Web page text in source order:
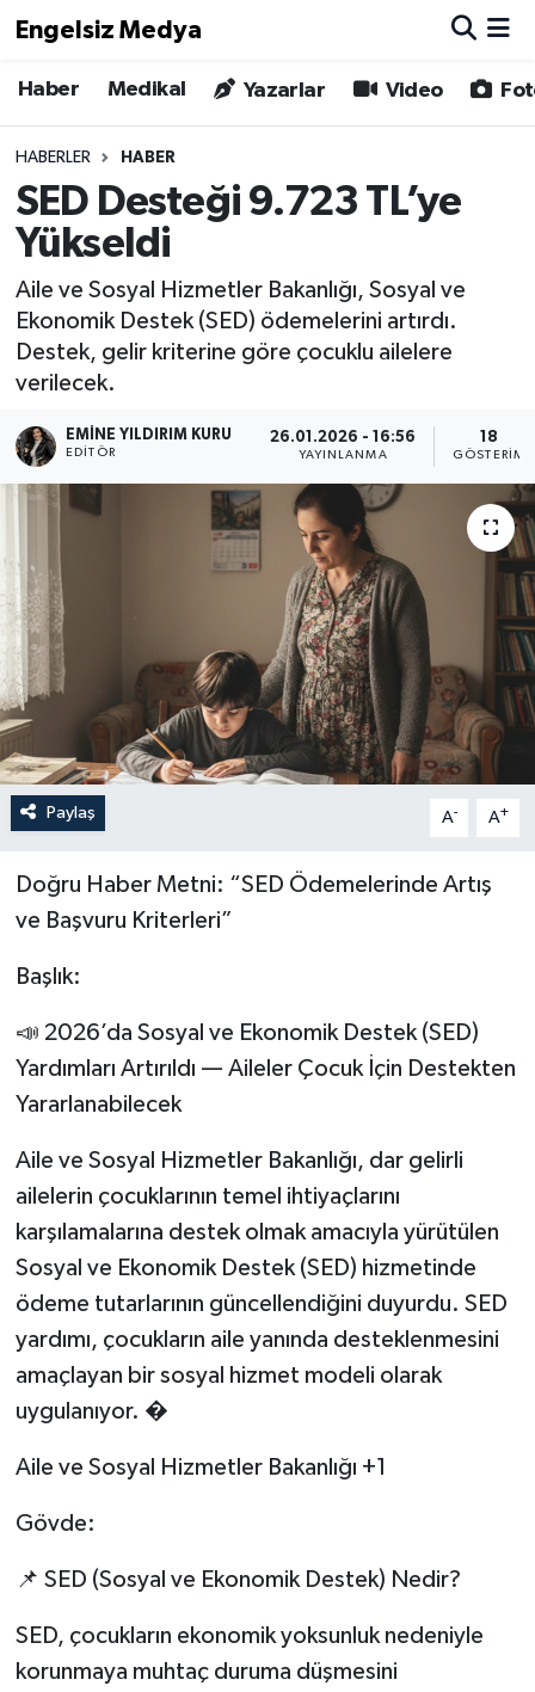
Engelsiz Medya
Haber Medikal Yazarlar Video
HABERLER HABER
SED Desteği 9.723 TL’ye
Yükseldi
Aile ve Sosyal Hizmetler Bakanlığı, Sosyal ve
Ekonomik Destek (SED) ödemelerini artırdı.
Destek, gelir kriterine göre çocuklu ailelere
verilecek.
EMINE YILDIRIM KURU
EDITÖR
26.01.2026 - 16:56
YAYINLANMA
18
GÖSTERIM
Paylaş A- A+
Doğru Haber Metni: “SED Ödemelerinde Artış
ve Başvuru Kriterleri”
Başlık:
📣 2026’da Sosyal ve Ekonomik Destek (SED)
Yardımları Artırıldı — Aileler Çocuk İçin Destekten
Yararlanabilecek
Aile ve Sosyal Hizmetler Bakanlığı, dar gelirli
ailelerin çocuklarının temel ihtiyaçlarını
karşılamalarına destek olmak amacıyla yürütülen
Sosyal ve Ekonomik Destek (SED) hizmetinde
ödeme tutarlarının güncellendiğini duyurdu. SED
yardımı, çocukların aile yanında desteklenmesini
amaçlayan bir sosyal hizmet modeli olarak
uygulanıyor. �
Aile ve Sosyal Hizmetler Bakanlığı +1
Gövde:
📌 SED (Sosyal ve Ekonomik Destek) Nedir?
SED, çocukların ekonomik yoksunluk nedeniyle
korunmaya muhtaç duruma düşmesini
Haber
Medikal
Yönetim Kurulu
Biz Buradayız
Künye
İletişim
Gizlilik Sözleşmesi
Hava Durumu
Trafik Durumu
Süper Lig Puan Durumu ve Fikstür
Son Dakika Haberleri
Haber Arşivi